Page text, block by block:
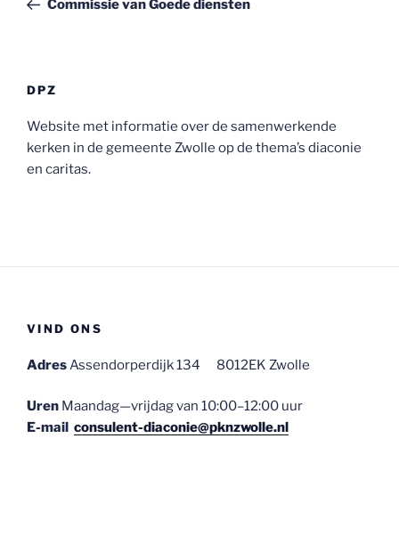
Commissie van Goede diensten
DPZ
Website met informatie over de samenwerkende
kerken in de gemeente Zwolle op de thema’s diaconie
en caritas.
VIND ONS
AdresAssendorperdijk 134 8012EK Zwolle
Uren Maandag—vrijdag van 10:00–12:00 uur
E-mail consulent-diaconie@pknzwolle.nl